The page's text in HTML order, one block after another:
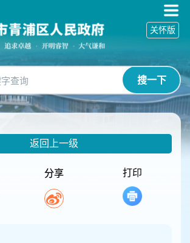
搜一下
关怀版
返回上一级
分享 打印